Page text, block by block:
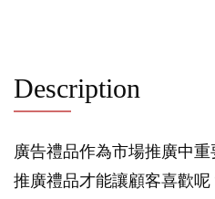
Description
廣告禮品作為市場推廣中
推廣禮品才能讓顧客喜歡呢